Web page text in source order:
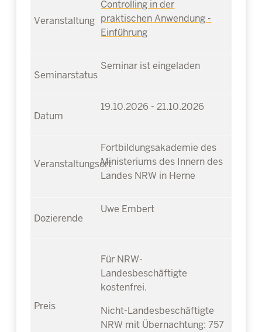
Controlling in der
praktischen Anwendung -
Einführung
Seminar ist eingeladen
19.10.2026 - 21.10.2026
Fortbildungsakademie des
Ministeriums des Innern des
Landes NRW in Herne
Uwe Embert
Für NRW-
Landesbeschäftigte
kostenfrei.
Nicht-Landesbeschäftigte
NRW mit Übernachtung: 757